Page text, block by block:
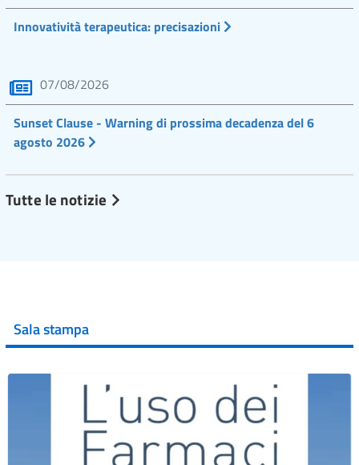
Innovatività terapeutica: precisazioni
07/08/2026
Sunset Clause - Warning di prossima decadenza del 6
agosto 2026
Tutte le notizie
Sala stampa